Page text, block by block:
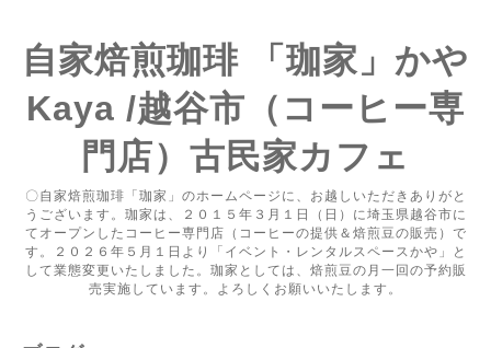
自家焙煎珈琲 「珈家」かや
Kaya /越谷市（コーヒー専
門店）古民家カフェ
〇自家焙煎珈琲「珈家」のホームページに、お越しいただきありがと
うございます。珈家は、２０１５年３月１日（日）に埼玉県越谷市に
てオープンしたコーヒー専門店（コーヒーの提供＆焙煎豆の販売）で
す。２０２６年５月１日より「イベント・レンタルスペースかや」と
して業態変更いたしました。珈家としては、焙煎豆の月一回の予約販
売実施しています。よろしくお願いいたします。